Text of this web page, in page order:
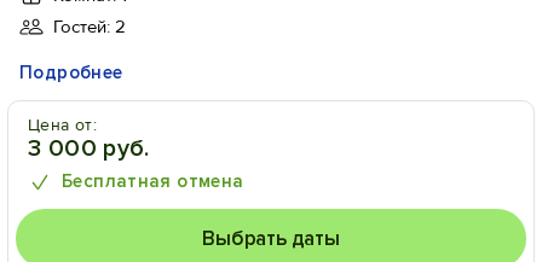
Гостей: 2
Подробнее
Цена от:
3 000 руб.
Бесплатная отмена
Выбрать даты